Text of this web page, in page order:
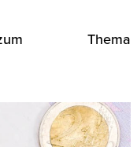
Thema